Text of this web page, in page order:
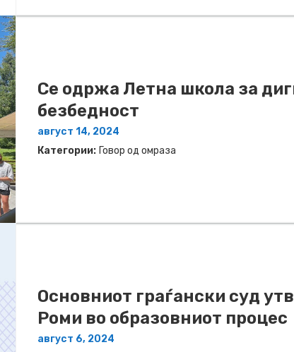
Се одржа Летна школа за
безбедност
август 14, 2024
Категории: Говор од омраза
Основниот граѓански суд
Роми во образовниот процес
август 6, 2024